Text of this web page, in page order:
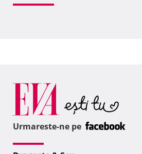
Urmareste-ne pe